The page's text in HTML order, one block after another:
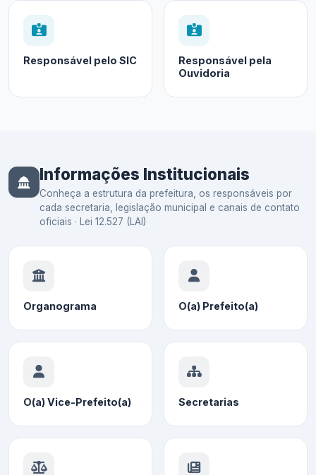
Responsável pelo SIC
Responsável pela
Ouvidoria
Informações Institucionais
Conheça a estrutura da prefeitura, os responsáveis por
cada secretaria, legislação municipal e canais de contato
oficiais · Lei 12.527 (LAI)
Organograma O(a) Prefeito(a)
O(a) Vice-Prefeito(a) Secretarias